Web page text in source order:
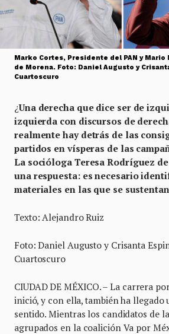
Marko Cortes, Presidente del PAN y
de Morena. Foto: Daniel Augusto y
Cuartoscuro
¿Una derecha que dice ser de
izquierda con discursos de
realmente hay detrás de las
partidos en vísperas de las
La socióloga Teresa Rodríguez
una respuesta: es necesario
materiales en las que se
Texto: Alejandro Ruiz
Foto: Daniel Augusto y Crisanta
Cuartoscuro
CIUDAD DE MÉXICO. – La carrera
inició, y con ella, también ha llegado
sentido. Mientras los candidatos de
agrupados en la coalición Va por